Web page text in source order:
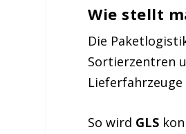
Wie stellt
Die
Sortierzentren
So wird GLS